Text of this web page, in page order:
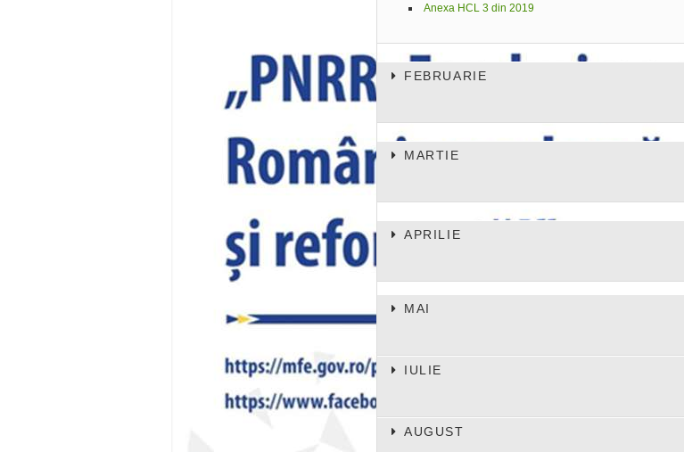
Anexa HCL 3 din 2019
FEBRUARIE
MARTIE
APRILIE
MAI
IULIE
AUGUST